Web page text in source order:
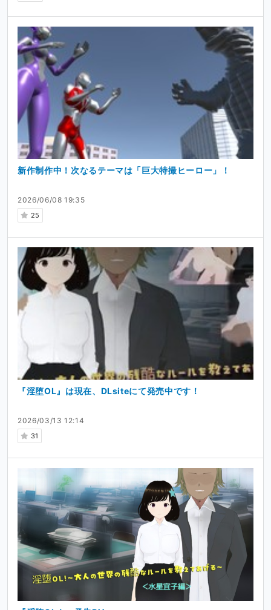
2026/06/08 19:35
25
新作制作中！次なるテーマは「巨大特撮ヒーロー」！
2026/03/13 12:14
31
『淫堕OL』は現在、DLsiteにて発売中です！